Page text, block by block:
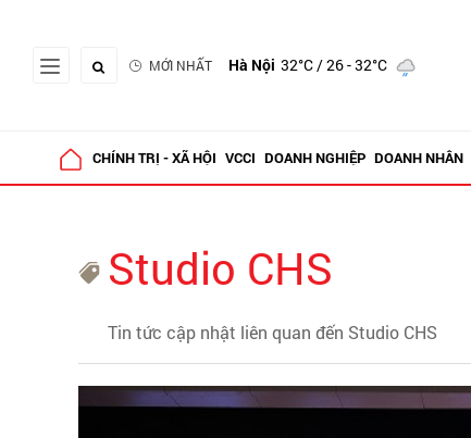
MỚI NHẤT Hà Nội 32°C/ 26 - 32°C
CHÍNH TRỊ - XÃ HỘI VCCI DOANH NGHIỆP DOANH NHÂN
Studio CHS
Tin tức cập nhật liên quan đến Studio CHS